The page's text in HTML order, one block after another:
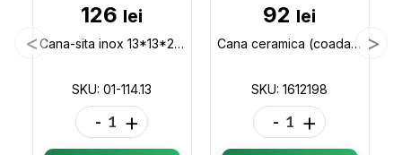
126 lei
Cana-sita inox 13*13*2cm 01-114.13
SKU: 01-114.13
- +
92 lei
Cana ceramica (coada de peste) 1612198
SKU: 1612198
- +